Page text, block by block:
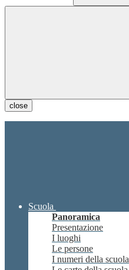
close
Scuola
Panoramica
Presentazione
I luoghi
Le persone
I numeri della scuola